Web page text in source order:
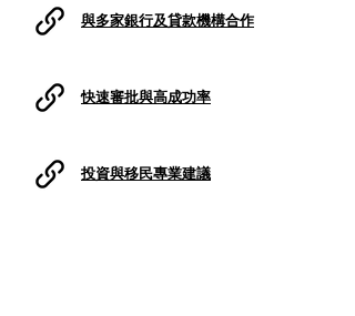
與多家銀行及貸款機構合作
快速審批與高成功率
投資與移民專業建議